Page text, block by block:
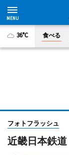
36°C 食べる
フォトフラッシュ
近畿日本鉄